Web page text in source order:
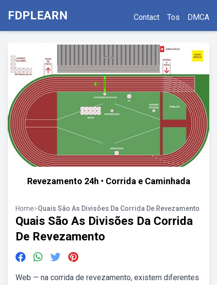
FDPLEARN Contact Tos DMCA
Revezamento 24h • Corrida e Caminhada
Home>Quais São As Divisões Da Corrida De Revezamento
Quais São As Divisões Da Corrida
De Revezamento
Web — na corrida de revezamento, existem diferentes